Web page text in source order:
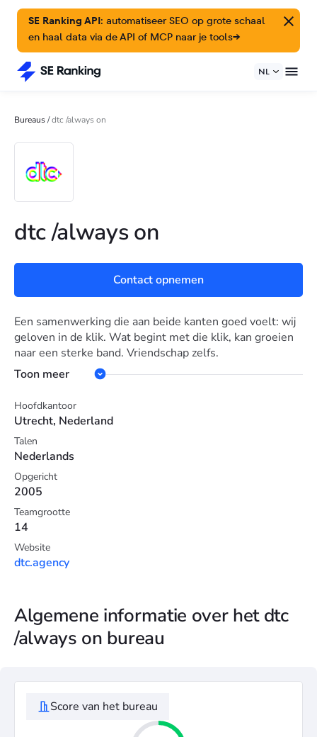
SE Ranking API: automatiseer SEO op grote schaal
en haal data via de API of MCP naar je tools→
NL
Bureaus/dtc /always on
dtc /always on
Contact opnemen
Een samenwerking die aan beide kanten goed voelt: wij
geloven in de klik. Wat begint met die klik, kan groeien
naar een sterke band. Vriendschap zelfs.
Toon meer
Hoofdkantoor
Utrecht, Nederland
Talen
Nederlands
Opgericht
2005
Teamgrootte
14
Website
dtc.agency
Algemene informatie over het dtc
/always on bureau
Score van het bureau